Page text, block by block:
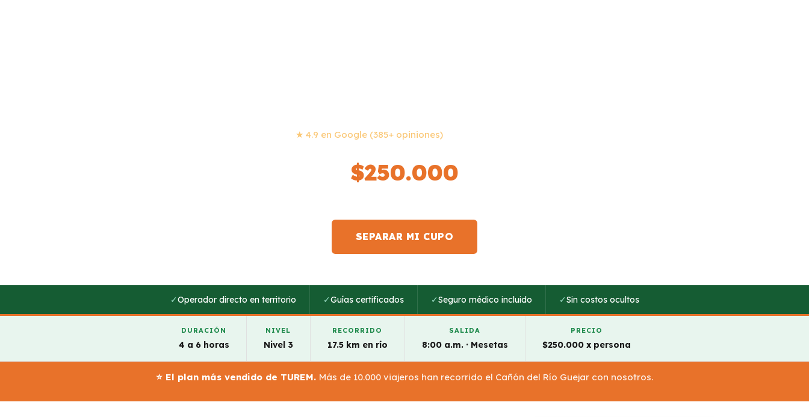
★ 4.9 en Google (385+ opiniones)
$250.000
SEPARAR MI CUPO
✓Operador directo en territorio ✓Guías certificados ✓Seguro médico incluido ✓Sin costos ocultos
DURACIÓN
4 a 6 horas
NIVEL
Nivel 3
RECORRIDO
17.5 km en río
SALIDA
8:00 a.m. · Mesetas
PRECIO
$250.000 x persona
⭐ El plan más vendido de TUREM. Más de 10.000 viajeros han recorrido el Cañón del Río Guejar con nosotros.